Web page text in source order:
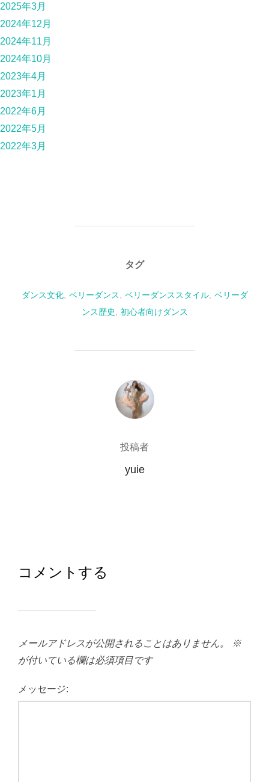
2025年3月
2024年12月
2024年11月
2024年10月
2023年4月
2023年1月
2022年6月
2022年5月
2022年3月
タグ
ダンス文化, ベリーダンス ベリーダンススタイル, ベリーダ
ンス歴史
初心者向けダンス
投稿者
投稿者
yuie
コメントする
メールアドレスが公開されることはありません。
※
が付いている欄は必須項目です
メッセージ: